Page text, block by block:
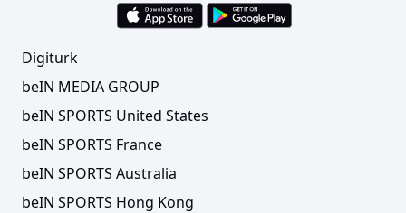
Digiturk
beIN MEDIA GROUP
beIN SPORTS United States
beIN SPORTS France
beIN SPORTS Australia
beIN SPORTS Hong Kong